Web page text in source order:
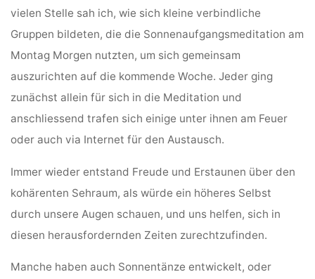
vielen Stelle sah ich, wie sich kleine verbindliche
Gruppen bildeten, die die Sonnenaufgangsmeditation am
Montag Morgen nutzten, um sich gemeinsam
auszurichten auf die kommende Woche. Jeder ging
zunächst allein für sich in die Meditation und
anschliessend trafen sich einige unter ihnen am Feuer
oder auch via Internet für den Austausch.
Immer wieder entstand Freude und Erstaunen über den
kohärenten Sehraum, als würde ein höheres Selbst
durch unsere Augen schauen, und uns helfen, sich in
diesen herausfordernden Zeiten zurechtzufinden.
Manche haben auch Sonnentänze entwickelt, oder